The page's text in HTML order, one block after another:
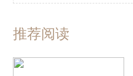
推荐阅读